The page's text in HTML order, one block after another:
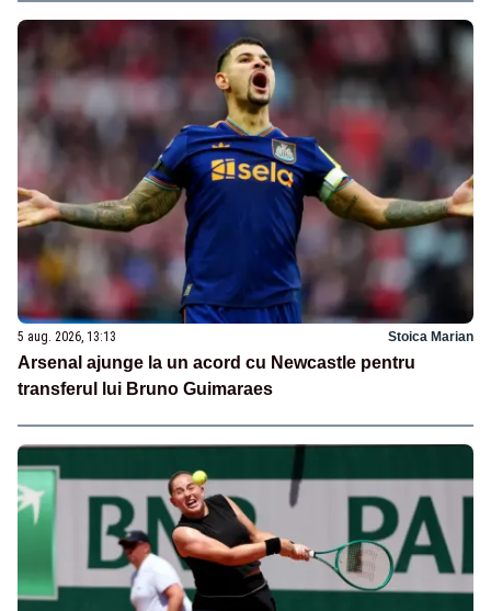
5 aug. 2026, 13:13 Stoica Marian
Arsenal ajunge la un acord cu Newcastle pentru
transferul lui Bruno Guimaraes